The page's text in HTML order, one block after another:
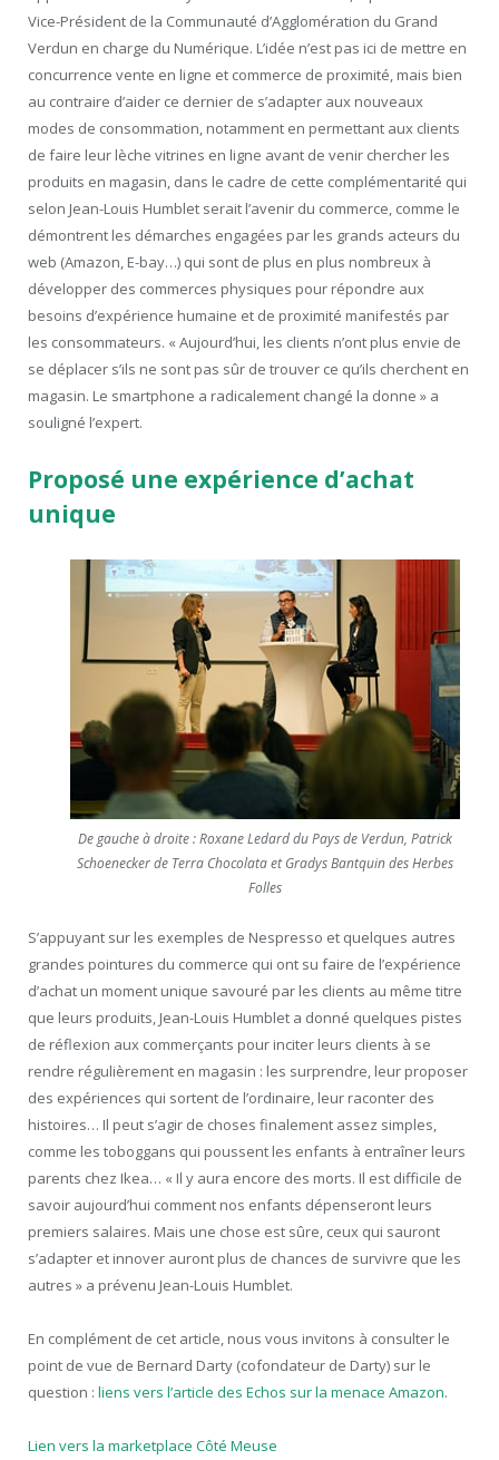
Vice-Président de la Communauté d’Agglomération du Grand
Verdun en charge du Numérique. L’idée n’est pas ici de mettre en
concurrence vente en ligne et commerce de proximité, mais bien
au contraire d’aider ce dernier de s’adapter aux nouveaux
modes de consommation, notamment en permettant aux clients
de faire leur lèche vitrines en ligne avant de venir chercher les
produits en magasin, dans le cadre de cette complémentarité qui
selon Jean-Louis Humblet serait l’avenir du commerce, comme le
démontrent les démarches engagées par les grands acteurs du
web (Amazon, E-bay…) qui sont de plus en plus nombreux à
développer des commerces physiques pour répondre aux
besoins d’expérience humaine et de proximité manifestés par
les consommateurs. « Aujourd’hui, les clients n’ont plus envie de
se déplacer s’ils ne sont pas sûr de trouver ce qu’ils cherchent en
magasin. Le smartphone a radicalement changé la donne » a
souligné l’expert.
Proposé une expérience d’achat
unique
De gauche à droite : Roxane Ledard du Pays de Verdun, Patrick
Schoenecker de Terra Chocolata et Gradys Bantquin des Herbes
Folles
S’appuyant sur les exemples de Nespresso et quelques autres
grandes pointures du commerce qui ont su faire de l’expérience
d’achat un moment unique savouré par les clients au même titre
que leurs produits, Jean-Louis Humblet a donné quelques pistes
de réflexion aux commerçants pour inciter leurs clients à se
rendre régulièrement en magasin : les surprendre, leur proposer
des expériences qui sortent de l’ordinaire, leur raconter des
histoires… Il peut s’agir de choses finalement assez simples,
comme les toboggans qui poussent les enfants à entraîner leurs
parents chez Ikea… « Il y aura encore des morts. Il est difficile de
savoir aujourd’hui comment nos enfants dépenseront leurs
premiers salaires. Mais une chose est sûre, ceux qui sauront
s’adapter et innover auront plus de chances de survivre que les
autres » a prévenu Jean-Louis Humblet.
En complément de cet article, nous vous invitons à consulter le
point de vue de Bernard Darty (cofondateur de Darty) sur le
question : liens vers l’article des Echos sur la menace Amazon.
Lien vers la marketplace Côté Meuse